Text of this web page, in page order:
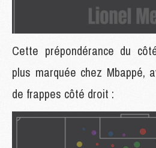
Cette prépondérance du
plus marquée chez Mbappé,
de frappes côté droit :